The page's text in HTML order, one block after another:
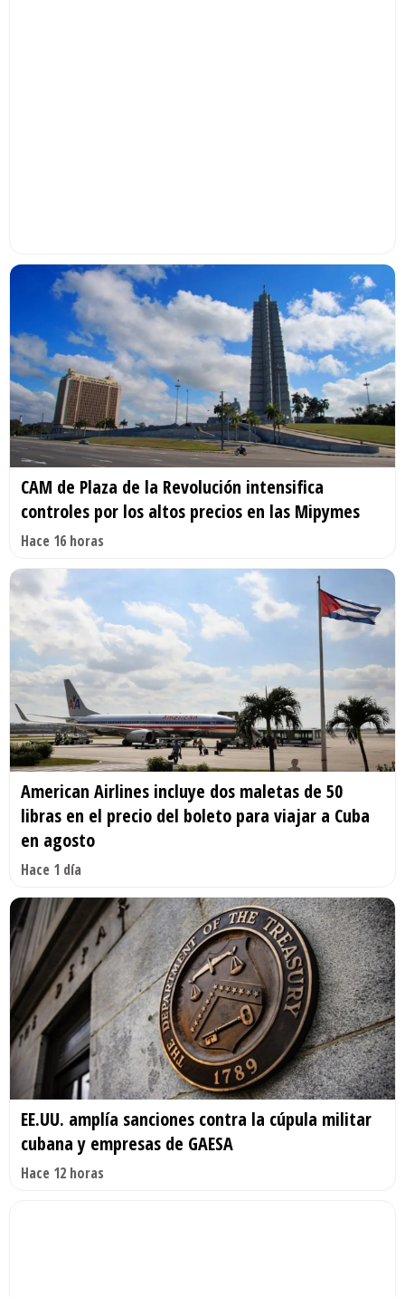
CAM de Plaza de la Revolución intensifica
controles por los altos precios en las Mipymes
Hace 16 horas
American Airlines incluye dos maletas de 50
libras en el precio del boleto para viajar a Cuba
en agosto
Hace 1 día
EE.UU. amplía sanciones contra la cúpula militar
cubana y empresas de GAESA
Hace 12 horas